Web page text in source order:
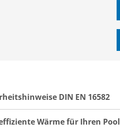
DIN EN 16582
Wärme für Ihren Pool